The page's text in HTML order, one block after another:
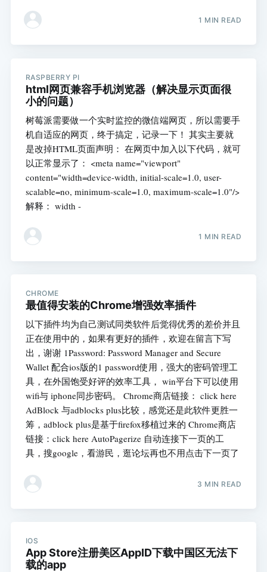
1 MIN READ
RASPBERRY PI
html网页兼容手机浏览器（解决显示页面很
小的问题）
树莓派需要做一个实时监控的微信端网页，所以需要手
机自适应的网页，终于搞定，记录一下！ 其实主要就
是改掉HTML页面声明： 在网页中加入以下代码，就可
以正常显示了： <meta name="viewport"
content="width=device-width, initial-scale=1.0, user-
scalable=no, minimum-scale=1.0, maximum-scale=1.0"/>
解释： width -
1 MIN READ
CHROME
最值得安装的Chrome增强效率插件
以下插件均为自己测试同类软件后觉得优秀的差价并且
正在使用中的，如果有更好的插件，欢迎在留言下写
出，谢谢 1Password: Password Manager and Secure
Wallet 配合ios版的1 password使用，强大的密码管理工
具，在外国饱受好评的效率工具， win平台下可以使用
wifi与 iphone同步密码。 Chrome商店链接： click here
AdBlock 与adblocks plus比较，感觉还是此软件更胜一
筹，adblock plus是基于firefox移植过来的 Chrome商店
链接：click here AutoPagerize 自动连接下一页的工
具，搜google，看游民，逛论坛再也不用点击下一页了
3 MIN READ
IOS
App Store注册美区AppID下载中国区无法下
载的app